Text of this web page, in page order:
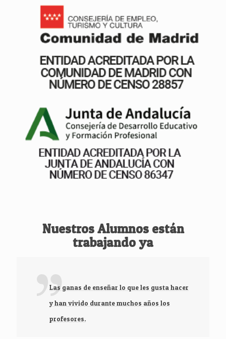
Nuestros Alumnos están
trabajando ya
Las ganas de enseñar lo que les gusta hacer
y han vivido durante muchos años los
profesores.